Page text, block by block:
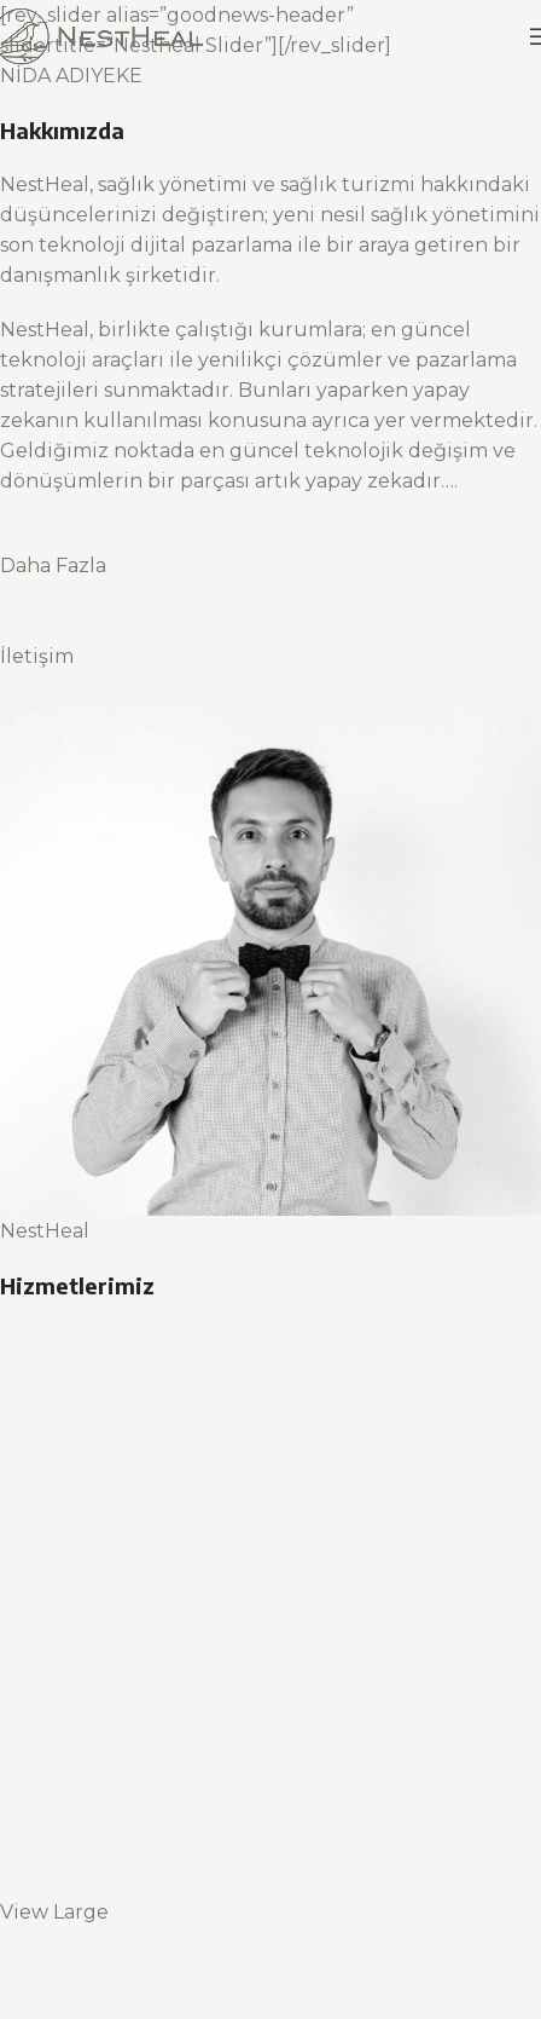
[rev_slider alias=”goodnews-header”
slidertitle=”Nestheal Slider”][/rev_slider]
NİDA ADIYEKE
Hakkımızda
NestHeal, sağlık yönetimi ve sağlık turizmi hakkındaki
düşüncelerinizi değiştiren; yeni nesil sağlık yönetimini
son teknoloji dijital pazarlama ile bir araya getiren bir
danışmanlık şirketidir.
NestHeal, birlikte çalıştığı kurumlara; en güncel
teknoloji araçları ile yenilikçi çözümler ve pazarlama
stratejileri sunmaktadır. Bunları yaparken yapay
zekanın kullanılması konusuna ayrıca yer vermektedir.
Geldiğimiz noktada en güncel teknolojik değişim ve
dönüşümlerin bir parçası artık yapay zekadır….
Daha Fazla
İletişim
NestHeal
Hizmetlerimiz
View Large